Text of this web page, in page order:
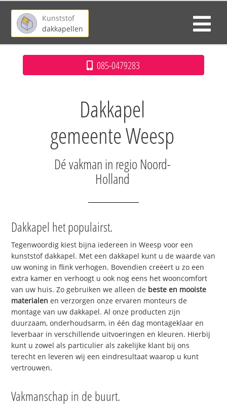
Kunststof
dakkapellen
085-0479283
Dakkapel
gemeente Weesp
Dé vakman in regio Noord-
Holland
Dakkapel het populairst.
Tegenwoordig kiest bijna iedereen in Weesp voor een
kunststof dakkapel. Met een dakkapel kunt u de waarde van
uw woning in flink verhogen. Bovendien creëert u zo een
extra kamer en verhoogt u ook nog eens het wooncomfort
van uw huis. Zo gebruiken we alleen de beste en mooiste
materialen en verzorgen onze ervaren monteurs de
montage van uw dakkapel. Al onze producten zijn
duurzaam, onderhoudsarm, in één dag montageklaar en
leverbaar in verschillende uitvoeringen en kleuren. Hierbij
kunt u zowel als particulier als zakelijke klant bij ons
terecht en leveren wij een eindresultaat waarop u kunt
vertrouwen.
Vakmanschap in de buurt.